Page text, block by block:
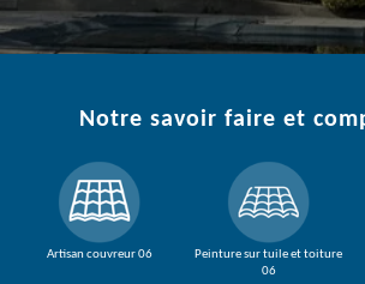
Notre savoir faire et
Artisan couvreur 06
Peinture sur tuile et toiture
06